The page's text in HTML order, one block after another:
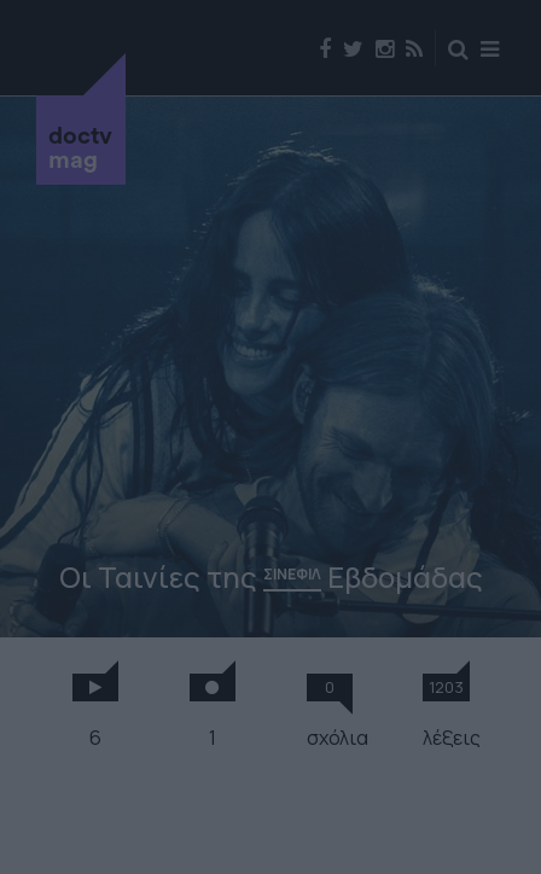
doctv
mag
Οι Ταινίες της ΣΙΝΕΦΙΛΕβδομάδας
6 1
0
σχόλια
1203
λέξεις